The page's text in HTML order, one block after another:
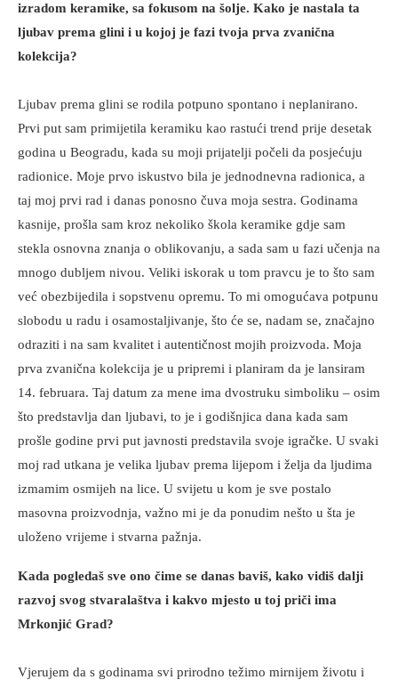
izradom keramike, sa fokusom na šolje. Kako je nastala ta
ljubav prema glini i u kojoj je fazi tvoja prva zvanična
kolekcija?
Ljubav prema glini se rodila potpuno spontano i neplanirano.
Prvi put sam primijetila keramiku kao rastući trend prije desetak
godina u Beogradu, kada su moji prijatelji počeli da posjećuju
radionice. Moje prvo iskustvo bila je jednodnevna radionica, a
taj moj prvi rad i danas ponosno čuva moja sestra. Godinama
kasnije, prošla sam kroz nekoliko škola keramike gdje sam
stekla osnovna znanja o oblikovanju, a sada sam u fazi učenja na
mnogo dubljem nivou. Veliki iskorak u tom pravcu je to što sam
već obezbijedila i sopstvenu opremu. To mi omogućava potpunu
slobodu u radu i osamostaljivanje, što će se, nadam se, značajno
odraziti i na sam kvalitet i autentičnost mojih proizvoda. Moja
prva zvanična kolekcija je u pripremi i planiram da je lansiram
14. februara. Taj datum za mene ima dvostruku simboliku – osim
što predstavlja dan ljubavi, to je i godišnjica dana kada sam
prošle godine prvi put javnosti predstavila svoje igračke. U svaki
moj rad utkana je velika ljubav prema lijepom i želja da ljudima
izmamim osmijeh na lice. U svijetu u kom je sve postalo
masovna proizvodnja, važno mi je da ponudim nešto u šta je
uloženo vrijeme i stvarna pažnja.
Kada pogledaš sve ono čime se danas baviš, kako vidiš dalji
razvoj svog stvaralaštva i kakvo mjesto u toj priči ima
Mrkonjić Grad?
Vjerujem da s godinama svi prirodno težimo mirnijem životu i